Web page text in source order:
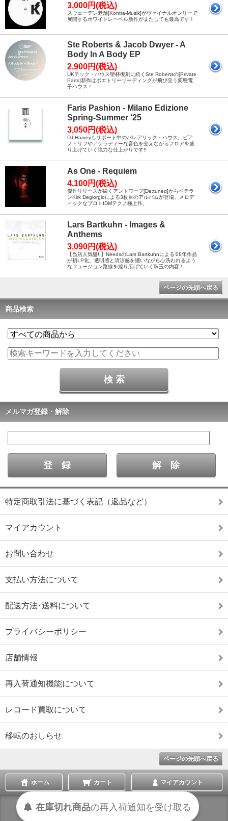
3,000円(税込)
スウェーデン老舗[Kontra-Musik]がヴァイナルオンリーで
展開するホワイトレーベル新作がまたしても最高です！
Ste Roberts & Jacob Dwyer - A
Body In A Body EP
2,900円(税込)
UKテック・ハウス聖杯復刻に続くSte Robertsの[Private
Parts]新作はポエトリーリーディングが飛び交う変態電
子ハウス！
Faris Pashion - Milano Edizione
Spring-Summer ‘25
3,050円(税込)
DJ Harveyもサポート中のバレアリック・ハウス。ピア
ノ・リフやアシッディーな音色を交えながらフロアを盛
り上げていく強力な仕上がりです!!
As One - Requiem
4,100円(税込)
傑作リリースが続くアントワープ[De:tuned]からベテラ
ンKirk Degiorgioによる3枚目のアルバムが登場。メロデ
ィックなプロトIDMテクノ極上作。
Lars Bartkuhn - Images &
Anthems
3,090円(税込)
【当店人気盤!!】NeedsのLars Bartkuhnによる'08年作品
が初LP化。透明感と清涼感を纏いながら心洗われるよう
なフュージョン路線を繰り広げていく珠玉の内容！
ページの先頭へ戻る
商品検索
メルマガ登録・解除
特定商取引法に基づく表記（返品など）
マイアカウント
お問い合わせ
支払い方法について
配送方法･送料について
プライバシーポリシー
店舗情報
再入荷通知機能について
レコード買取について
移転のおしらせ
ページの先頭へ戻る
ホーム カート マイアカウント
表示切替 :スマートフォン|PC版
在庫切れ商品の再入荷通知を受け取る